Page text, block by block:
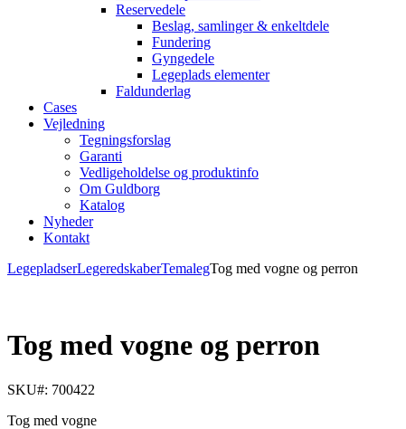
Reservedele
Beslag, samlinger & enkeltdele
Fundering
Gyngedele
Legeplads elementer
Faldunderlag
Cases
Vejledning
Tegningsforslag
Garanti
Vedligeholdelse og produktinfo
Om Guldborg
Katalog
Nyheder
Kontakt
LegepladserLegeredskaberTemalegTog med vogne og perron
Tog med vogne og perron
SKU#: 700422
Tog med vogne